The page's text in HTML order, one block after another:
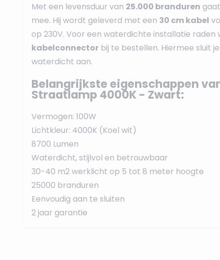
Met een levensduur van 25.000 branduren
mee. Hij wordt geleverd met een 30 cm kabel
op 230V. Voor een waterdichte installatie raden
kabelconnector bij te bestellen. Hiermee sluit
waterdicht aan.
Belangrijkste eigenschappen van
Straatlamp 4000K - Zwart:
Vermogen: 100W
Lichtkleur: 4000K (Koel wit)
8700 Lumen
Waterdicht, stijlvol en betrouwbaar
30-40 m2 werklicht op 5 tot 8 meter hoogte
25000 branduren
Eenvoudig aan te sluiten
2 jaar garantie